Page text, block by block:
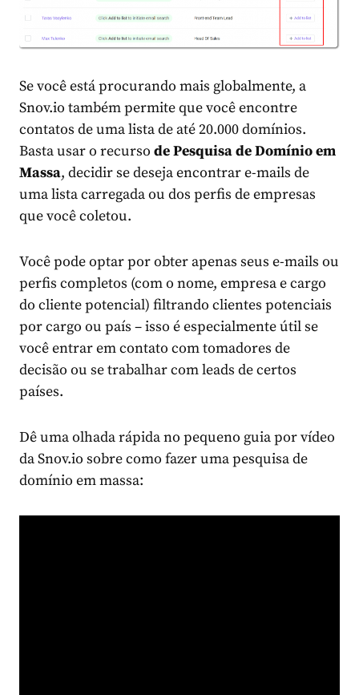
Se você está procurando mais globalmente, a
Snov.io também permite que você encontre
contatos de uma lista de até 20.000 domínios.
Basta usar o recurso de Pesquisa de Domínio em
Massa, decidir se deseja encontrar e-mails de
uma lista carregada ou dos perfis de empresas
que você coletou.
Você pode optar por obter apenas seus e-mails ou
perfis completos (com o nome, empresa e cargo
do cliente potencial) filtrando clientes potenciais
por cargo ou país – isso é especialmente útil se
você entrar em contato com tomadores de
decisão ou se trabalhar com leads de certos
países.
Dê uma olhada rápida no pequeno guia por vídeo
da Snov.io sobre como fazer uma pesquisa de
domínio em massa: